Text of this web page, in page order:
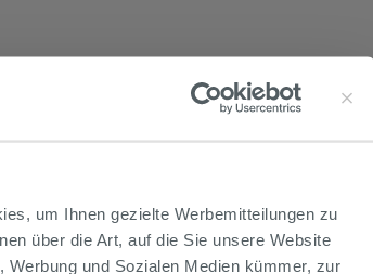
um Ihnen gezielte Werbemitteilungen zu
über die Art, auf die Sie unsere Website
und Sozialen Medien kümmer, zur